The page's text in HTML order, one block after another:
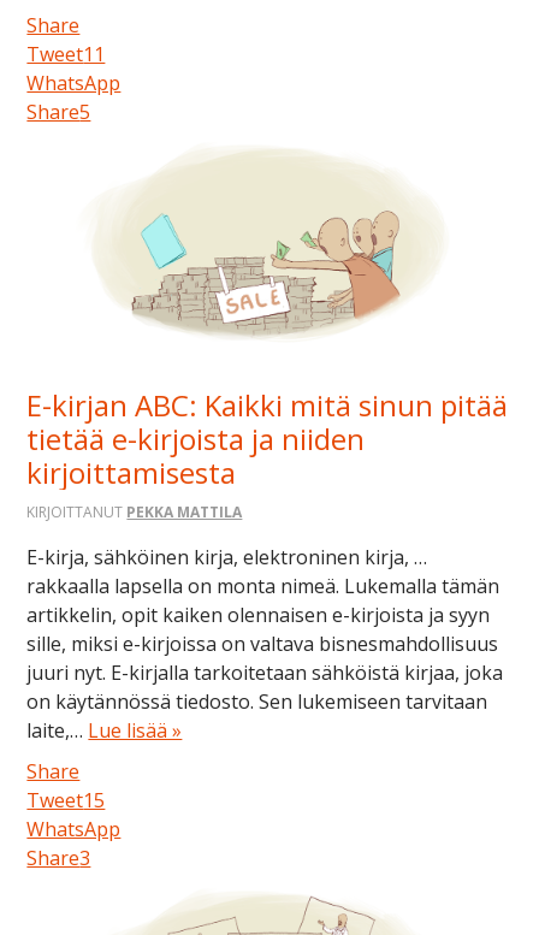
Share
Tweet11
WhatsApp
Share5
E-kirjan ABC: Kaikki mitä sinun pitää
tietää e-kirjoista ja niiden
kirjoittamisesta
KIRJOITTANUT PEKKA MATTILA
E-kirja, sähköinen kirja, elektroninen kirja, …
rakkaalla lapsella on monta nimeä. Lukemalla tämän
artikkelin, opit kaiken olennaisen e-kirjoista ja syyn
sille, miksi e-kirjoissa on valtava bisnesmahdollisuus
juuri nyt. E-kirjalla tarkoitetaan sähköistä kirjaa, joka
on käytännössä tiedosto. Sen lukemiseen tarvitaan
laite,… Lue lisää »
Share
Tweet15
WhatsApp
Share3